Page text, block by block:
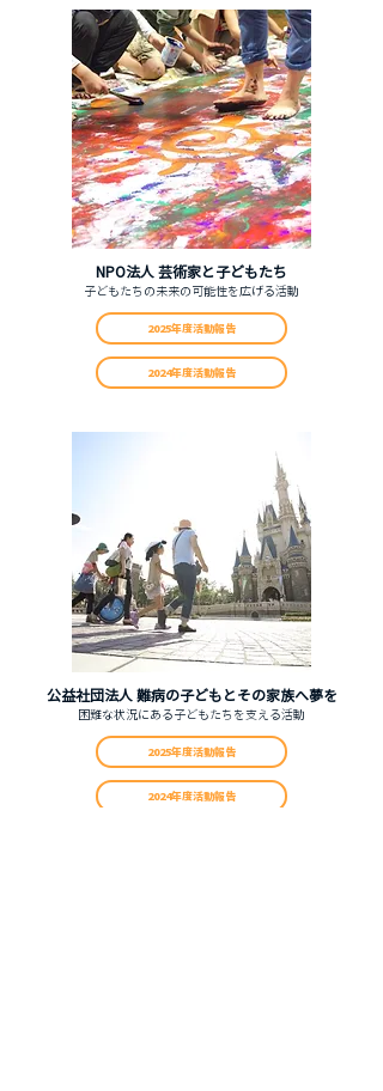
NPO法人 芸術家と子どもたち
​子どもたちの未来の可能性を広げる活動
2025年度活動報告
2024年度活動報告
公益社団法人 難病の子どもとその家族へ夢を
​困難な状況にある子どもたちを支える活動
2025年度活動報告
2024年度活動報告